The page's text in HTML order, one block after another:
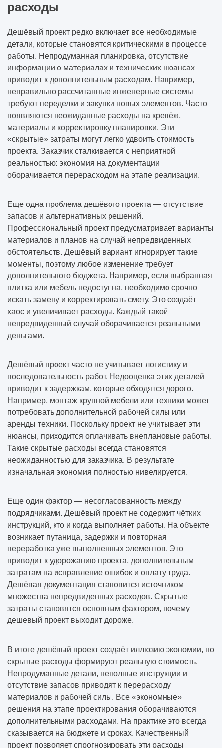
расходы
Дешёвый проект редко включает все необходимые
детали, которые становятся критическими в процессе
работы. Непродуманная планировка, отсутствие
информации о материалах и технических нюансах
приводит к дополнительным расходам. Например,
неправильно рассчитанные инженерные системы
требуют переделки и закупки новых элементов. Часто
появляются неожиданные расходы на крепёж,
материалы и корректировку планировки. Эти
«скрытые» затраты могут легко удвоить стоимость
проекта. Заказчик сталкивается с неприятной
реальностью: экономия на документации
оборачивается перерасходом на этапе реализации.
Еще одна проблема дешёвого проекта — отсутствие
запасов и альтернативных решений.
Профессиональный проект предусматривает варианты
материалов и планов на случай непредвиденных
обстоятельств. Дешёвый вариант игнорирует такие
моменты, поэтому любое изменение требует
дополнительного бюджета. Например, если выбранная
плитка или мебель недоступна, необходимо срочно
искать замену и корректировать смету. Это создаёт
хаос и увеличивает расходы. Каждый такой
непредвиденный случай оборачивается реальными
деньгами.
Дешёвый проект часто не учитывает логистику и
последовательность работ. Недооценка этих деталей
приводит к задержкам, которые обходятся дорого.
Например, монтаж крупной мебели или техники может
потребовать дополнительной рабочей силы или
аренды техники. Поскольку проект не учитывает эти
нюансы, приходится оплачивать внеплановые работы.
Такие скрытые расходы всегда становятся
неожиданностью для заказчика. В результате
изначальная экономия полностью нивелируется.
Еще один фактор — несогласованность между
подрядчиками. Дешёвый проект не содержит чётких
инструкций, кто и когда выполняет работы. На объекте
возникает путаница, задержки и повторная
переработка уже выполненных элементов. Это
приводит к удорожанию проекта, дополнительным
затратам на исправление ошибок и оплату труда.
Дешёвая документация становится источником
множества непредвиденных расходов. Скрытые
затраты становятся основным фактором, почему
дешевый проект выходит дороже.
В итоге дешёвый проект создаёт иллюзию экономии, но
скрытые расходы формируют реальную стоимость.
Непродуманные детали, неполные инструкции и
отсутствие запасов приводят к перерасходу
материалов и рабочей силы. Все «экономные»
решения на этапе проектирования оборачиваются
дополнительными расходами. На практике это всегда
сказывается на бюджете и сроках. Качественный
проект позволяет спрогнозировать эти расходы